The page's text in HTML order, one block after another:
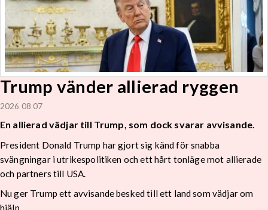
Trump vänder allierad ryggen
2026 08 07
En allierad vädjar till Trump, som dock svarar avvisande.
President Donald Trump har gjort sig känd för snabba
svängningar i utrikespolitiken och ett hårt tonläge mot allierade
och partners till USA.
Nu ger Trump ett avvisande besked till ett land som vädjar om
hjälp.